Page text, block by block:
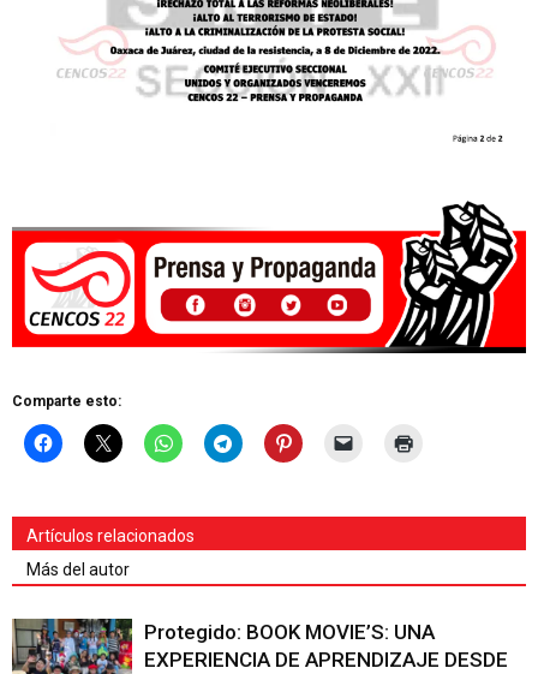
Comparte esto:
Artículos relacionados
Más del autor
Protegido: BOOK MOVIE’S: UNA
EXPERIENCIA DE APRENDIZAJE DESDE